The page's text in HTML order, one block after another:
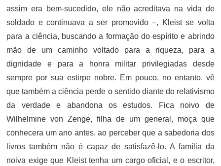
assim era bem-sucedido, ele não acreditava na vida de
soldado e continuava a ser promovido –, Kleist se volta
para a ciência, buscando a formação do espírito e abrindo
mão de um caminho voltado para a riqueza, para a
dignidade e para a honra militar privilegiadas desde
sempre por sua estirpe nobre. Em pouco, no entanto, vê
que também a ciência perde o sentido diante do relativismo
da verdade e abandona os estudos. Fica noivo de
Wilhelmine von Zenge, filha de um general, moça que
conhecera um ano antes, ao perceber que a sabedoria dos
livros também não é capaz de satisfazê-lo. A família da
noiva exige que Kleist tenha um cargo oficial, e o escritor,